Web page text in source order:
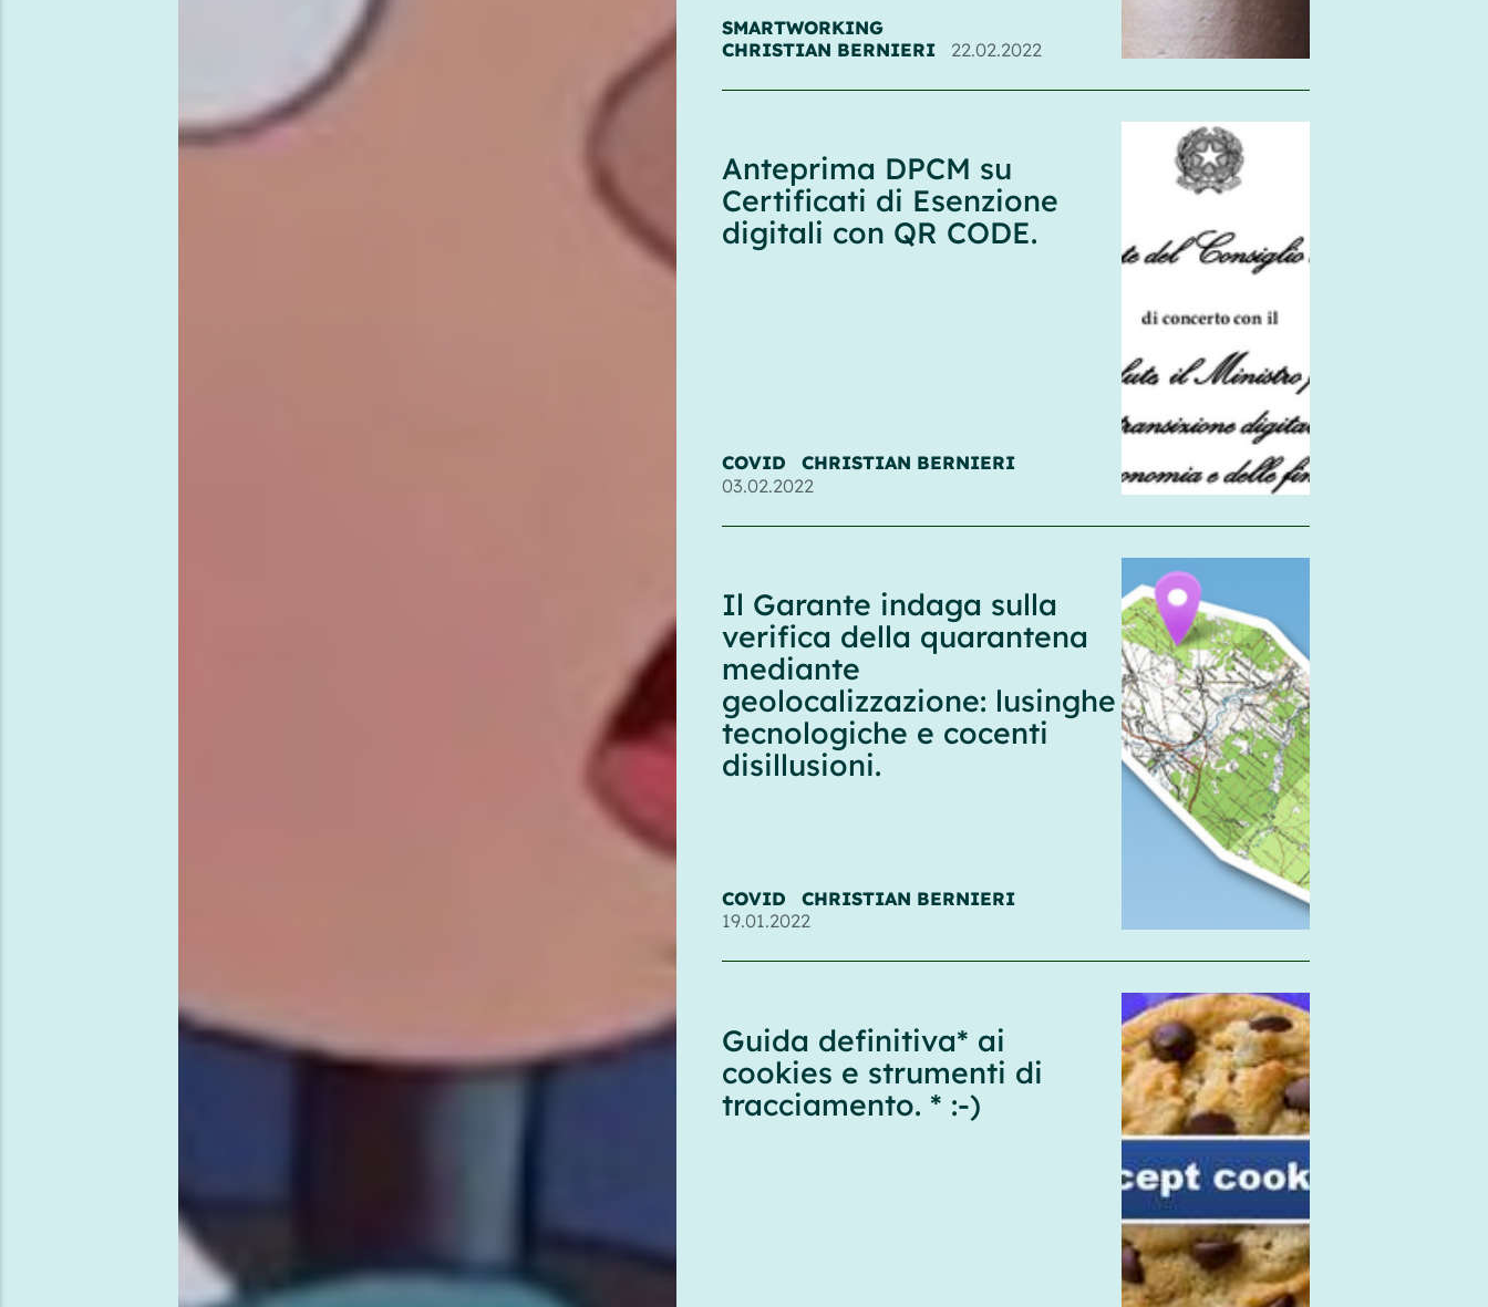
SMARTWORKING
CHRISTIAN BERNIERI
22.02.2022
Anteprima DPCM su
Certificati di Esenzione
digitali con QR CODE.
COVID
CHRISTIAN BERNIERI
03.02.2022
Il Garante indaga sulla
verifica della quarantena
mediante
geolocalizzazione: lusinghe
tecnologiche e cocenti
disillusioni.
COVID
CHRISTIAN BERNIERI
19.01.2022
Guida definitiva* ai
cookies e strumenti di
tracciamento. * :-)